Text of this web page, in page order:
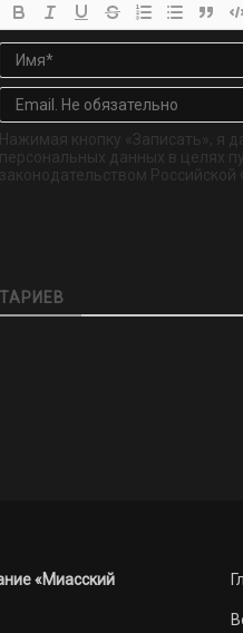
Нажимая кнопку «Записать», я
персональных данных в целях
законодательством Российской
«Миасский